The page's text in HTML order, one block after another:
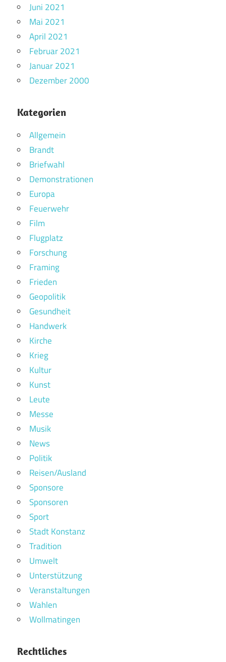
Juni 2021
Mai 2021
April 2021
Februar 2021
Januar 2021
Dezember 2000
Kategorien
Allgemein
Brandt
Briefwahl
Demonstrationen
Europa
Feuerwehr
Film
Flugplatz
Forschung
Framing
Frieden
Geopolitik
Gesundheit
Handwerk
Kirche
Krieg
Kultur
Kunst
Leute
Messe
Musik
News
Politik
Reisen/Ausland
Sponsore
Sponsoren
Sport
Stadt Konstanz
Tradition
Umwelt
Unterstützung
Veranstaltungen
Wahlen
Wollmatingen
Rechtliches